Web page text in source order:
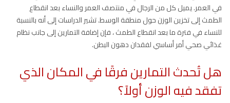
في العمر. يميل كل من الرجال في منتصف العمر والنساء بعد انقطاع
الطمث إلى تخزين الوزن حول منطقة الوسط. تشير الدراسات إلى أنه بالنسبة
للنساء في فترة ما بعد انقطاع الطمث ، فإن إضافة التمارين إلى جانب نظام
غذائي صحي أمر أساسي لفقدان دهون البطن.
هل تُحدث التمارين فرقًا في المكان الذي
تفقد فيه الوزن أولاً؟